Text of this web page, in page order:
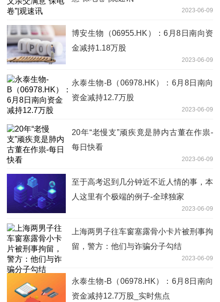
2023-06-09
博安生物（06955.HK）：6月8日南向资
金减持1.18万股
2023-06-09
永泰生物-B（06978.HK）：6月8日南向
资金减持12.7万股
2023-06-09
20年“老慢支”顽疾竟是肺内古董在作祟-
每日快看
2023-06-09
至于高考迟到几分钟近不近人情的事，本
人这里有个极端的例子-全球独家
2023-06-09
上海两男子往车窗塞露骨小卡片被刑事拘
留，警方：他们与诈骗分子勾结
2023-06-09
永泰生物-B（06978.HK）：6月8日南向
资金减持12.7万股_实时焦点